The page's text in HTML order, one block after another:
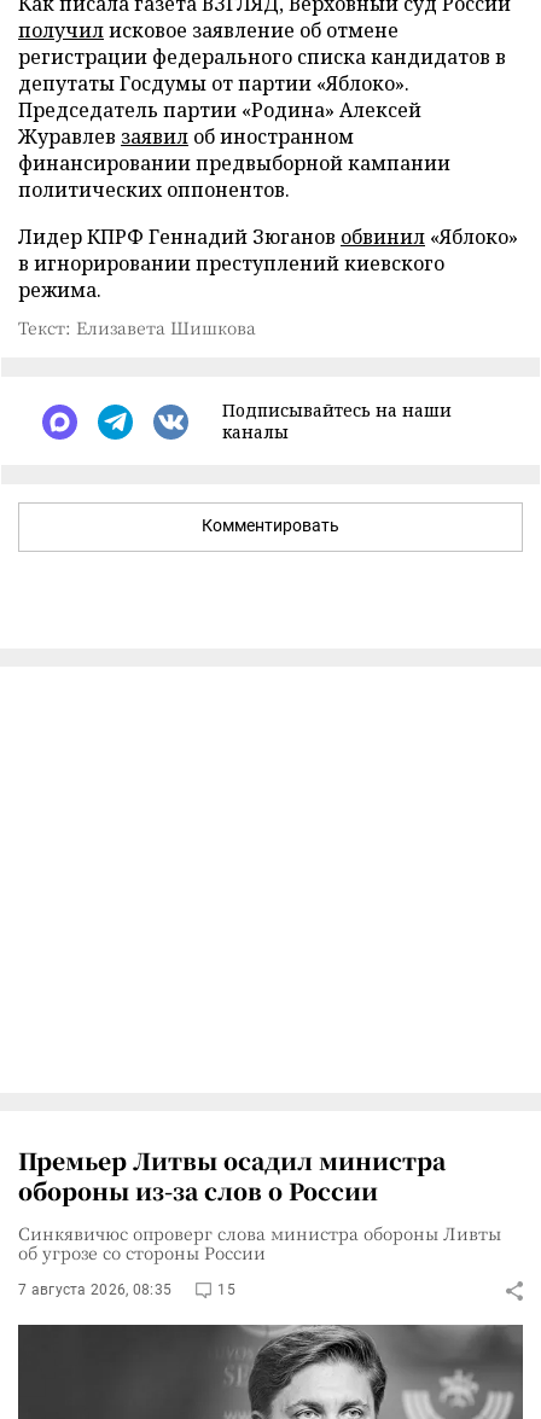
получилисковое заявление об отмене
регистрации федерального списка кандидатов в
депутаты Госдумы от партии «Яблоко».
Председатель партии «Родина» Алексей
Журавлев заявил об иностранном
финансировании предвыборной кампании
политических оппонентов.
Лидер КПРФ Геннадий Зюганов обвинил «Яблоко»
в игнорировании преступлений киевского
режима.
Текст: Елизавета Шишкова
Подписывайтесь на наши
каналы
Комментировать
Премьер Литвы осадил министра
обороны из-за слов о России
Синкявичюс опроверг слова министра обороны Ливты
об угрозе со стороны России
7 августа 2026, 08:35 15